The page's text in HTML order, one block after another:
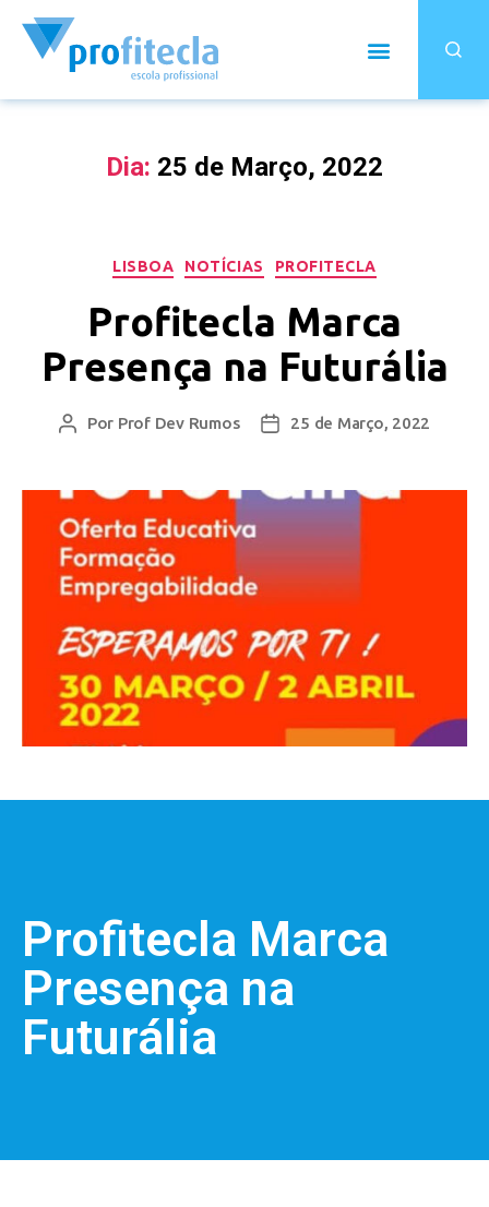
Dia: 25 de Março, 2022
LISBOA NOTÍCIAS PROFITECLA
Profitecla Marca
Presença na Futurália
Por Prof Dev Rumos 25 de Março, 2022
Profitecla Marca
Presença na
Futurália